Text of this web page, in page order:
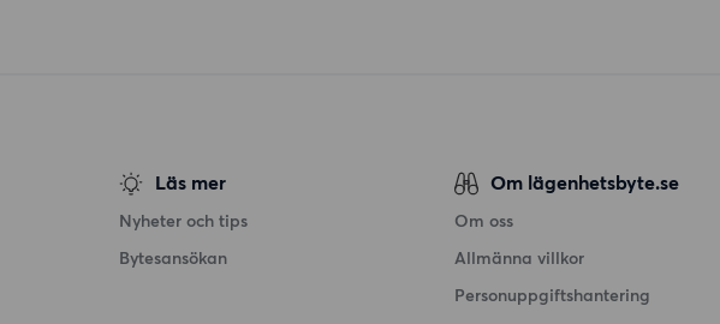
Läs mer
Nyheter och tips
Bytesansökan
Om lägenhetsbyte.se
Om oss
Allmänna villkor
Personuppgiftshantering